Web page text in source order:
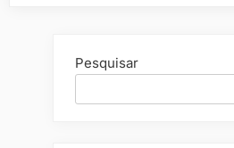
Pesquisar